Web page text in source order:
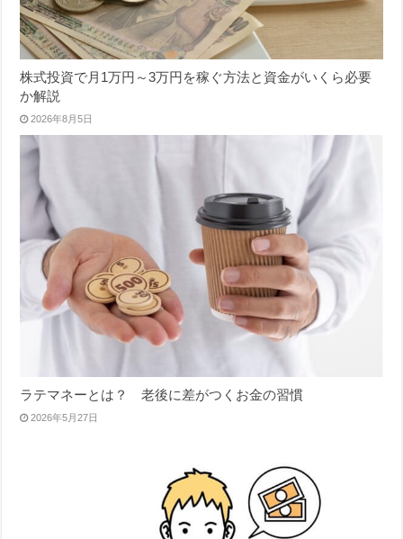
株式投資で月1万円～3万円を稼ぐ方法と資金がいくら必要
か解説
2026年8月5日
ラテマネーとは？ 老後に差がつくお金の習慣
2026年5月27日